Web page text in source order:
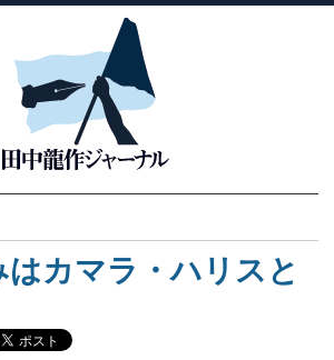
カマラ・ハリスと